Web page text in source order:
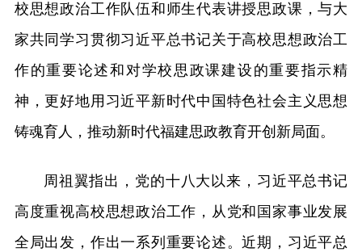
校思想政治工作队伍和师生代表讲授思政课，与大
家共同学习贯彻习近平总书记关于高校思想政治工
作的重要论述和对学校思政课建设的重要指示精
神，更好地用习近平新时代中国特色社会主义思想
铸魂育人，推动新时代福建思政教育开创新局面。
周祖翼指出，党的十八大以来，习近平总书记
高度重视高校思想政治工作，从党和国家事业发展
全局出发，作出一系列重要论述。近期，习近平总